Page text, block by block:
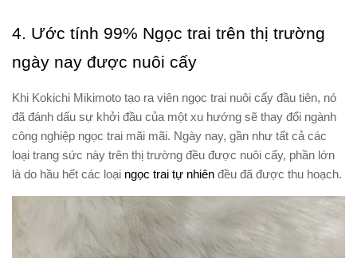
4. Ước tính 99% Ngọc trai trên thị trường
ngày nay được nuôi cấy
Khi Kokichi Mikimoto tạo ra viên ngọc trai nuôi cấy đầu tiên, nó
đã đánh dấu sự khởi đầu của một xu hướng sẽ thay đổi ngành
công nghiệp ngọc trai mãi mãi. Ngày nay, gần như tất cả các
loại trang sức này trên thị trường đều được nuôi cấy, phần lớn
là do hầu hết các loại ngọc trai tự nhiên đều đã được thu hoạch.